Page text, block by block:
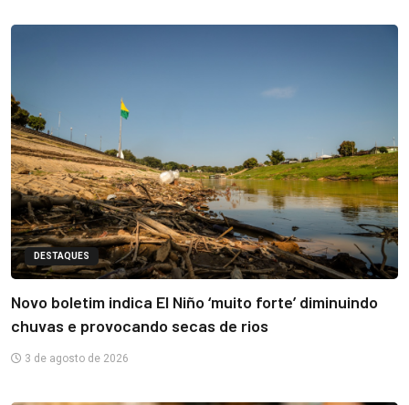
DESTAQUES
Novo boletim indica El Niño ‘muito forte’ diminuindo
chuvas e provocando secas de rios
3 de agosto de 2026